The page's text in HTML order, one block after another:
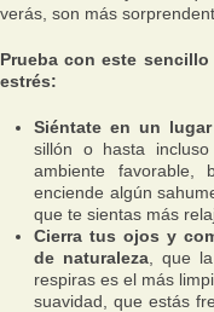
verás, son más
Prueba con este
estrés:
Siéntate en un
sillón o hasta
ambiente
enciende algún
que te sientas más
Cierra tus ojos y
de naturaleza , que
respiras es el más
suavidad, que estás